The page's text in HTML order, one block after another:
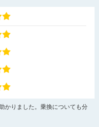
かりました。乗換についても分